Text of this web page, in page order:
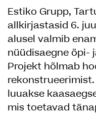
Estiko Grupp,
allkirjastasid 6.
alusel valmib
nüüdisaegne õpi-
Projekt hõlmab
luuakse
mis toetavad